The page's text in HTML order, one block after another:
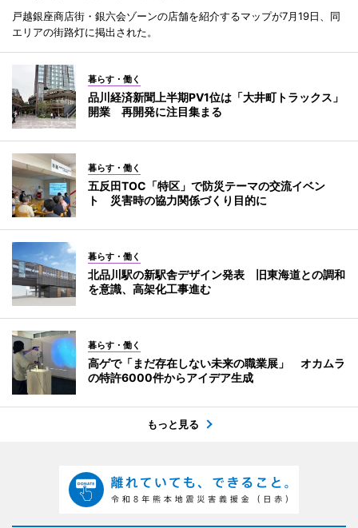
戸越銀座商店街・銀六会ゾーンの店舗を紹介するマップが7月19日、同
エリアの街路灯に掲出された。
暮らす・働く
品川経済新聞上半期PV1位は「大井町トラックス」
開業 再開発に注目集まる
暮らす・働く
五反田TOC「特区」で防災テーマの交流イベン
ト 災害時の協力関係づくり目的に
暮らす・働く
北品川駅の新駅舎デザイン発表 旧東海道との調和
を意識、高架化工事進む
暮らす・働く
高ゲで「まだ存在しない未来の職業展」 オカムラ
の特許6000件からアイデア生成
もっと見る